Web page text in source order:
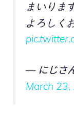
まいりま
よろしく
— にじさ
March